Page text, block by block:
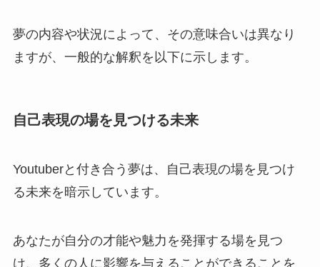
夢の内容や状況によって、その意味合いは異なり
ますが、一般的な解釈を以下に示します。
自己表現の場を見つける未来
Youtuberと付き合う夢は、自己表現の場を見つけ
る未来を暗示しています。
あなたが自分の才能や魅力を発揮する場を見つ
け、多くの人に影響を与えることができることを